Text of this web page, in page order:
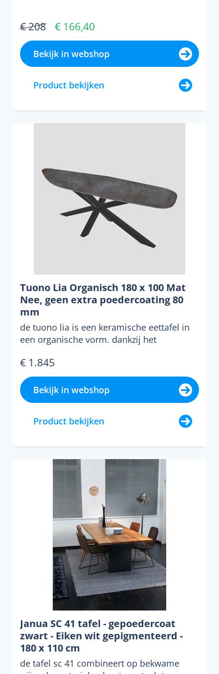
€ 208 € 166,40
Bekijk in webshop
Product bekijken
Tuono Lia Organisch 180 x 100 Mat
Nee, geen extra poedercoating 80
mm
de tuono lia is een keramische eettafel in
een organische vorm. dankzij het
€ 1.845
Bekijk in webshop
Product bekijken
Janua SC 41 tafel - gepoedercoat
zwart - Eiken wit gepigmenteerd -
180 x 110 cm
de tafel sc 41 combineert op bekwame